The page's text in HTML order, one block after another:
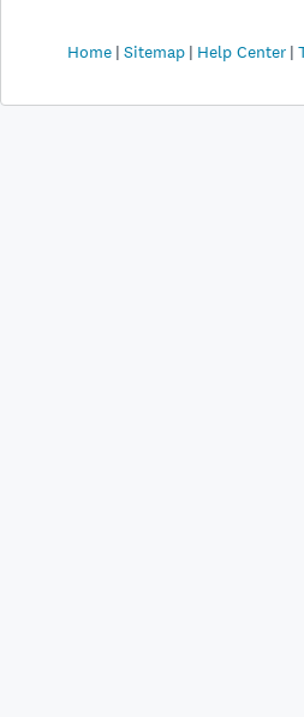
Home Sitemap Help Center